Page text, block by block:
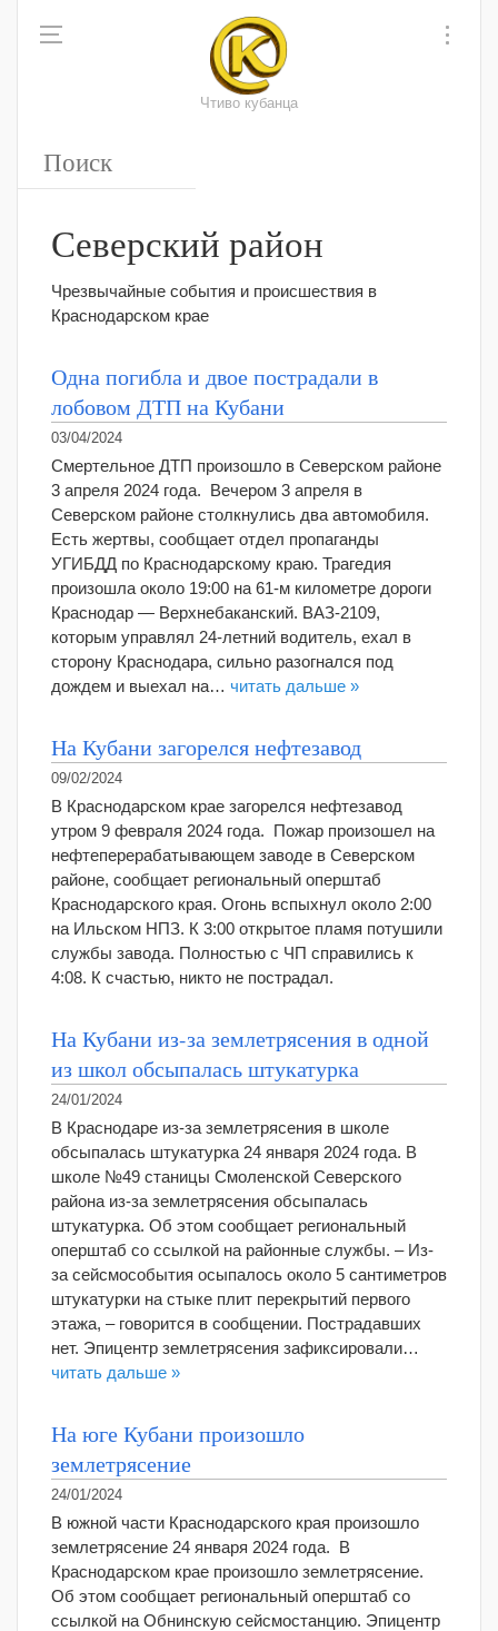
Чтиво кубанца
Северский район
Чрезвычайные события и происшествия в
Краснодарском крае
Одна погибла и двое пострадали в
лобовом ДТП на Кубани
03/04/2024
Смертельное ДТП произошло в Северском районе
3 апреля 2024 года. Вечером 3 апреля в
Северском районе столкнулись два автомобиля.
Есть жертвы, сообщает отдел пропаганды
УГИБДД по Краснодарскому краю. Трагедия
произошла около 19:00 на 61-м километре дороги
Краснодар — Верхнебаканский. ВАЗ-2109,
которым управлял 24-летний водитель, ехал в
сторону Краснодара, сильно разогнался под
дождем и выехал на… читать дальше »
На Кубани загорелся нефтезавод
09/02/2024
В Краснодарском крае загорелся нефтезавод
утром 9 февраля 2024 года. Пожар произошел на
нефтеперерабатывающем заводе в Северском
районе, сообщает региональный оперштаб
Краснодарского края. Огонь вспыхнул около 2:00
на Ильском НПЗ. К 3:00 открытое пламя потушили
службы завода. Полностью с ЧП справились к
4:08. К счастью, никто не пострадал.
На Кубани из-за землетрясения в одной
из школ обсыпалась штукатурка
24/01/2024
В Краснодаре из-за землетрясения в школе
обсыпалась штукатурка 24 января 2024 года. В
школе №49 станицы Смоленской Северского
района из-за землетрясения обсыпалась
штукатурка. Об этом сообщает региональный
оперштаб со ссылкой на районные службы. – Из-
за сейсмособытия осыпалось около 5 сантиметров
штукатурки на стыке плит перекрытий первого
этажа, – говорится в сообщении. Пострадавших
нет. Эпицентр землетрясения зафиксировали…
читать дальше »
На юге Кубани произошло
землетрясение
24/01/2024
В южной части Краснодарского края произошло
землетрясение 24 января 2024 года. В
Краснодарском крае произошло землетрясение.
Об этом сообщает региональный оперштаб со
ссылкой на Обнинскую сейсмостанцию. Эпицентр